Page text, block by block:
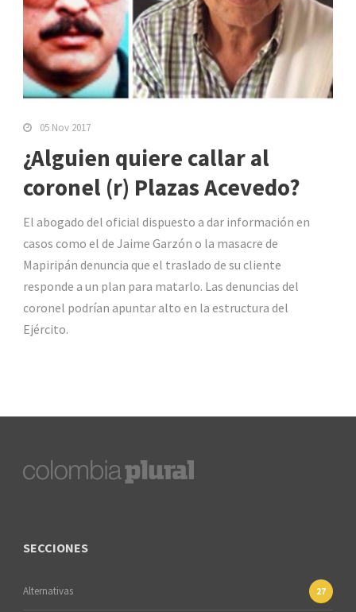
05 Nov 2017
¿Alguien quiere callar al
coronel (r) Plazas Acevedo?
El abogado del oficial dispuesto a dar información en
casos como el de Jaime Garzón o la masacre de
Mapiripán denuncia que el traslado de su cliente
responde a un plan para matarlo. Las denuncias del
coronel podrían apuntar alto en la estructura del
Ejército.
SECCIONES
Alternativas 27